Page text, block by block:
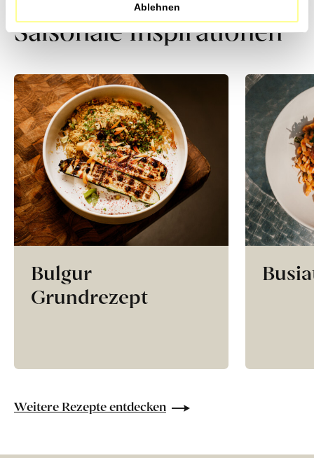
Ablehnen
Saisonale Inspirationen
Bulgur
Grundrezept
Weitere Rezepte entdecken